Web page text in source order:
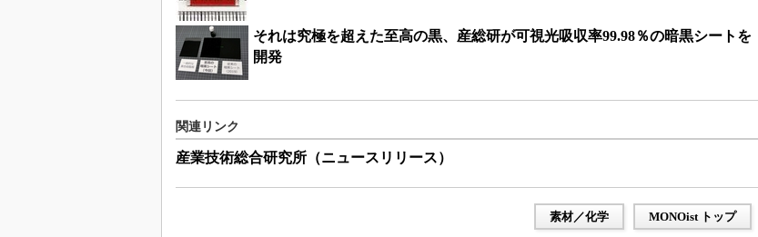
それは究極を超えた至高の黒、産総研が可視光吸収率99.98％の暗黒シートを
開発
関連リンク
産業技術総合研究所（ニュースリリース）
素材／化学 MONOist トップ